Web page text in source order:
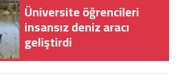
Üniversite öğrencileri
insansız deniz aracı
geliştirdi